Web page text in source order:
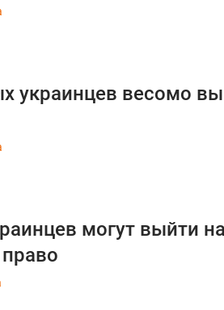
украинцев весомо
могут выйти